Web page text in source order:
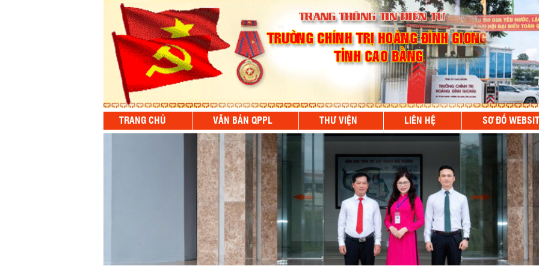
TRANG CHỦ VĂN BẢN QPPL THƯ VIỆN LIÊN HỆ SƠ ĐỒ